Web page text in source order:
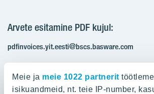
Meie ja meie 1022 partnerit
isikuandmeid, nt. teie IP-number,
Arvete esitamine PDF kujul:
pdfinvoices.yit.eesti@bscs.basware.com
KMKR: EE100210897